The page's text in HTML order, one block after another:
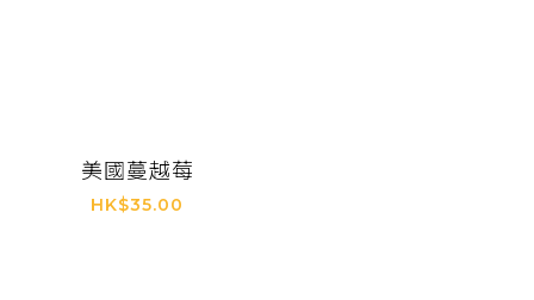
美國蔓越莓
HK$35.00